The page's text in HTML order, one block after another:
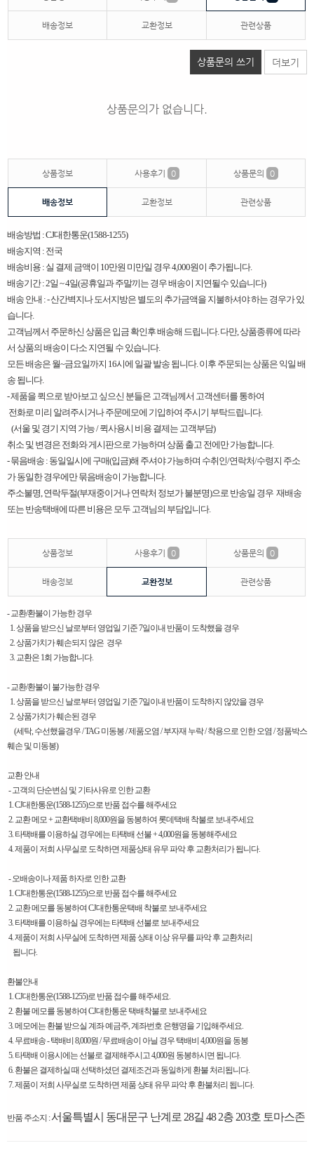
배송정보 교환정보 관련상품
상품문의 쓰기 더보기
상품문의가 없습니다.
상품정보 사용후기 0 상품문의 0
배송정보 교환정보 관련상품
배송방법 : CJ대한통운(1588-1255)
배송지역 : 전국
배송비용 : 실 결제 금액이 10만원 미만일 경우 4,000원이 추가됩니다.
배송기간 : 2일 ~ 4일(공휴일과 주말끼는 경우 배송이 지연될수 있습니다)
배송 안내 : - 산간벽지나 도서지방은 별도의 추가금액을 지불하셔야 하는 경우가 있
습니다.
고객님께서 주문하신 상품은 입금 확인후 배송해 드립니다. 다만, 상품종류에 따라
서 상품의 배송이 다소 지연될 수 있습니다.
모든 배송은 월~금요일까지 16시에 일괄 발송 됩니다. 이후 주문되는 상품은 익일 배
송 됩니다.
​-제품을 퀵으로 받아보고 싶으신 분들은 고객님께서 고객센터를 통하여
전화로 미리 알려주시거나 주문메모에 기입하여 주시기 부탁드립니다.
(서울 및 경기 지역 가능 / 퀵사용시 비용 결제는 고객부담)
취소 및 변경은 전화와 게시판으로 가능하며 상품 출고 전에만 가능합니다.
- 묶음배송 : 동일일시에 구매(입금)해 주셔야 가능하며 수취인/연락처/수령지 주소
가 동일한 경우에만 묶음배송이 가능합니다.
주소불명, 연락두절(부재중이거나 연락처 정보가 불분명)으로 반송일 경우 재배송
또는 반송택배에 따른 비용은 모두 고객님의 부담입니다. ​
상품정보 사용후기 0 상품문의 0
배송정보 교환정보 관련상품
- 교환/환불이 가능한 경우
1. 상품을 받으신 날로부터 영업일 기준 7일이내 반품이 도착했을 경우
2. 상품가치가 훼손되지 않은 경우
3. 교환은 1회 가능합니다.
- 교환/환불이 불가능한 경우
1. 상품을 받으신 날로부터 영업일 기준 7일이내 반품이 도착하지 않았을 경우
2. 상품가치가 훼손된 경우
(세탁, 수선했을경우 / TAG 미동봉 / 제품오염 / 부자재 누락 / 착용으로 인한 오염 / 정품박스
훼손 및 미동봉)
교환 안내
- 고객의 단순변심 및 기타사유로 인한 교환
1. CJ대한통운(1588-1255)으로 반품 접수를 해주세요
2. 교환 메모 + 교환택배비 8,000원을 동봉하여 롯데택배 착불로 보내주세요
3. 타택배를 이용하실 경우에는 타택배 선불 + 4,000원을 동봉해주세요
4. 제품이 저희 사무실로 도착하면 제품상태 유무 파악 후 교환처리가 됩니다.
- 오배송이나 제품 하자로 인한 교환
1. CJ대한통운(1588-1255)으로 반품 접수를 해주세요
2. 교환 메모를 동봉하여 CJ대한통운택배 착불로 보내주세요
3. 타택배를 이용하실 경우에는 타택배 선불로 보내주세요
4. 제품이 저희 사무실에 도착하면 제품 상태 이상 유무를 파악 후 교환처리
됩니다.
환불안내
1. CJ대한통운(1588-1255)로 반품 접수를 해주세요.
2. 환불 메모를 동봉하여 CJ대한통운 택배착불로 보내주세요
3. 메모에는 환불 받으실 계좌 예금주, 계좌번호 은행명을 기입해주세요.
4. 무료배송 - 택배비 8,000원 / 무료배송이 아닐 경우 택배비 4,000원을 동봉
5. 타택배 이용시에는 선불로 결제해주시고 4,000원 동봉하시면 됩니다.
6. 환불은 결제하실 때 선택하셨던 결제조건과 동일하게 환불 처리됩니다.
7. 제품이 저희 사무실로 도착하면 제품 상태 유무 파악 후 환불처리 됩니다.
반품 주소지 :서울특별시 동대문구 난계로 28길 48 2층 203호 토마스존